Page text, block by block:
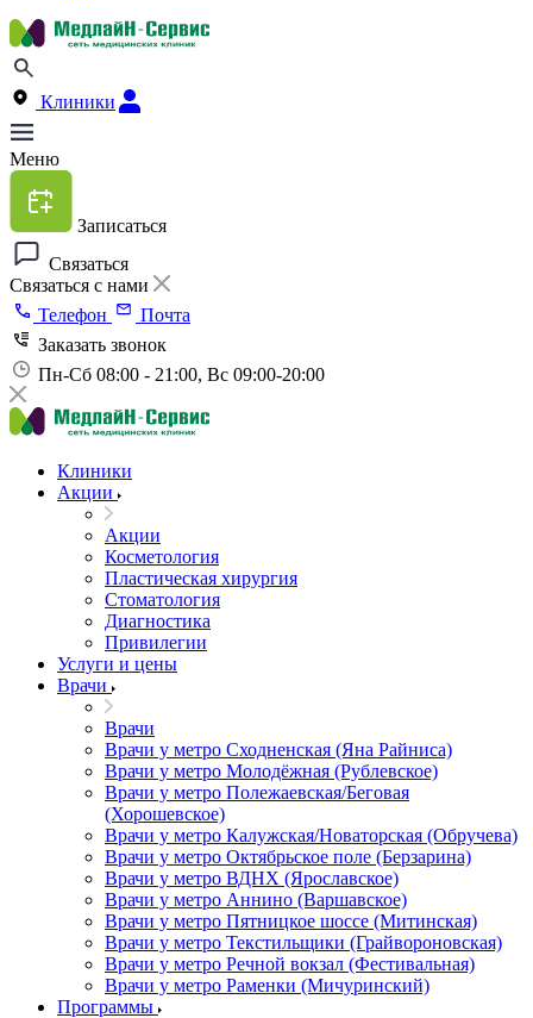
Клиники
Меню
Записаться
Связаться
Связаться с нами
Телефон
Почта
Заказать звонок
Пн-Сб 08:00 - 21:00, Вс 09:00-20:00
Клиники
Акции
Акции
Косметология
Пластическая хирургия
Стоматология
Диагностика
Привилегии
Услуги и цены
Врачи
Врачи
Врачи у метро Сходненская (Яна Райниса)
Врачи у метро Молодёжная (Рублевское)
Врачи у метро Полежаевская/Беговая
(Хорошевское)
Врачи у метро Калужская/Новаторская (Обручева)
Врачи у метро Октябрьское поле (Берзарина)
Врачи у метро ВДНХ (Ярославское)
Врачи у метро Аннино (Варшавское)
Врачи у метро Пятницкое шоссе (Митинская)
Врачи у метро Текстильщики (Грайвороновская)
Врачи у метро Речной вокзал (Фестивальная)
Врачи у метро Раменки (Мичуринский)
Программы